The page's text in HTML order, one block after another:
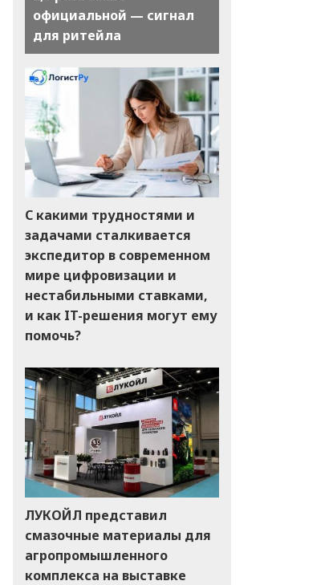
официальной — сигнал
для ритейла
С какими трудностями и
задачами сталкивается
экспедитор в современном
мире цифровизации и
нестабильными ставками,
и как IT-решения могут ему
помочь?
ЛУКОЙЛ представил
смазочные материалы для
агропромышленного
комплекса на выставке